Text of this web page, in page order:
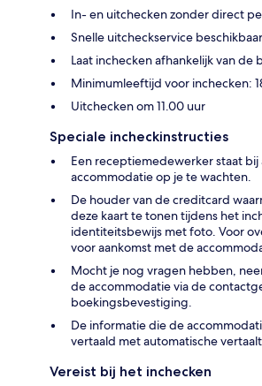
In- en uitchecken zonder direct
Snelle uitcheckservice beschikbaar
Laat inchecken afhankelijk van de
Minimumleeftijd voor inchecken:
Uitchecken om 11.00 uur
Speciale incheckinstructies
Een receptiemedewerker staat bij
accommodatie op je te wachten.
De houder van de creditcard
deze kaart te tonen tijdens het
identiteitsbewijs met foto. Voor
voor aankomst met de
Mocht je nog vragen hebben,
de accommodatie via de
boekingsbevestiging.
De informatie die de
vertaald met automatische
Vereist bij het inchecken